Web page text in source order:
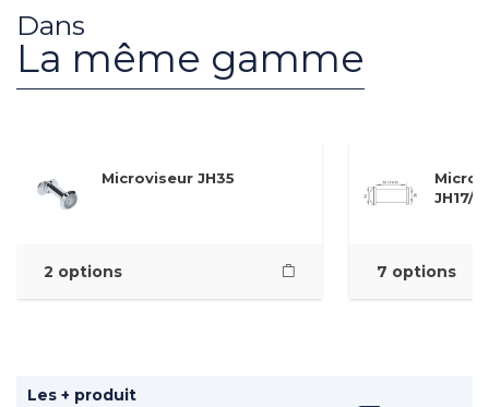
Dans
La même gamme
Microviseur JH35
2 options
JH17/
7 options
Les + produit